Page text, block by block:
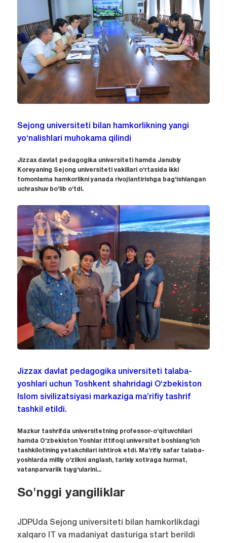
Sejong universiteti bilan hamkorlikning yangi
yo‘nalishlari muhokama qilindi
Jizzax davlat pedagogika universiteti hamda Janubiy
Koreyaning Sejong universiteti vakillari o‘rtasida ikki
tomonlama hamkorlikni yanada rivojlantirishga bag‘ishlangan
uchrashuv bo‘lib o‘tdi.
Jizzax davlat pedagogika universiteti talaba-
yoshlari uchun Toshkent shahridagi O‘zbekiston
Islom sivilizatsiyasi markaziga ma’rifiy tashrif
tashkil etildi.
Mazkur tashrifda universitetning professor-o‘qituvchilari
hamda O‘zbekiston Yoshlar ittifoqi universitet boshlang‘ich
tashkilotining yetakchilari ishtirok etdi. Ma’rifiy safar talaba-
yoshlarda milliy o‘zlikni anglash, tarixiy xotiraga hurmat,
vatanparvarlik tuyg‘ularini...
So'nggi yangiliklar
JDPUda Sejong universiteti bilan hamkorlikdagi
xalqaro IT va madaniyat dasturiga start berildi